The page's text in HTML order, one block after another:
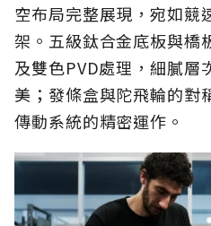
空布局完整展現，宛如競
架。五級鈦合金底板與橋
及雙色PVD處理，細膩層
美；發條盒與陀飛輪的對
傳動系統的精密運作。